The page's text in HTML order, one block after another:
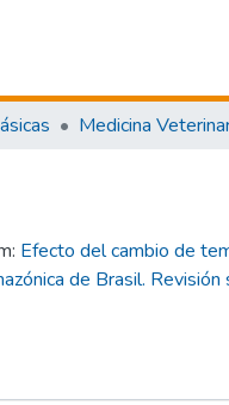
Medicina
Efecto del cambio de
de Brasil. Revisión